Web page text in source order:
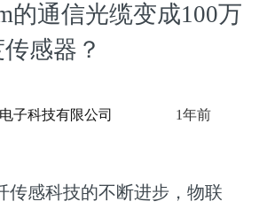
的通信光缆变成100万
感器？
子科技有限公司 1年前
传感科技的不断进步，物联